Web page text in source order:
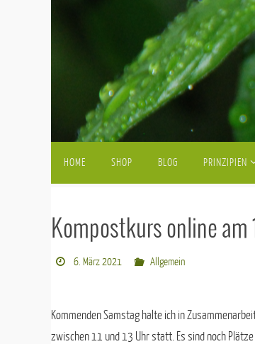
Inhalt
springen
HOME SHOP BLOG PRINZIPIEN
Kompostkurs online am
6. März 2021 Allgemein
Kommenden Samstag halte ich in
zwischen 11 und 13 Uhr statt. Es sind noch